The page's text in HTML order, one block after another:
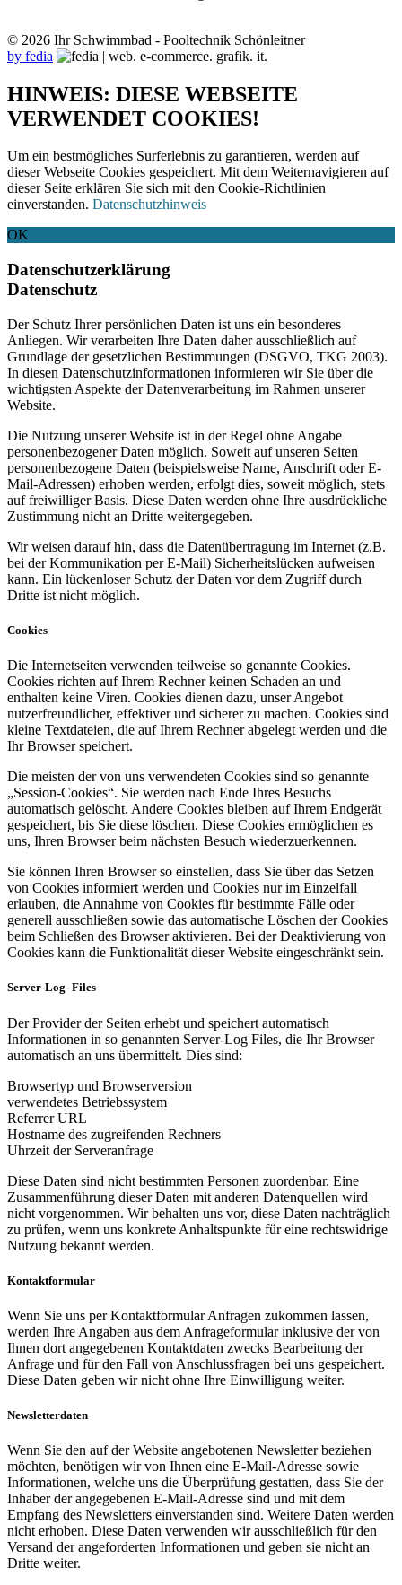
© 2026 Ihr Schwimmbad - Pooltechnik Schönleitner
by fedia
HINWEIS: DIESE WEBSEITE
VERWENDET COOKIES!
Um ein bestmögliches Surferlebnis zu garantieren, werden auf
dieser Webseite Cookies gespeichert. Mit dem Weiternavigieren auf
dieser Seite erklären Sie sich mit den Cookie-Richtlinien
einverstanden. Datenschutzhinweis
OK
Datenschutzerklärung
Datenschutz
Der Schutz Ihrer persönlichen Daten ist uns ein besonderes
Anliegen. Wir verarbeiten Ihre Daten daher ausschließlich auf
Grundlage der gesetzlichen Bestimmungen (DSGVO, TKG 2003).
In diesen Datenschutzinformationen informieren wir Sie über die
wichtigsten Aspekte der Datenverarbeitung im Rahmen unserer
Website.
Die Nutzung unserer Website ist in der Regel ohne Angabe
personenbezogener Daten möglich. Soweit auf unseren Seiten
personenbezogene Daten (beispielsweise Name, Anschrift oder E-
Mail-Adressen) erhoben werden, erfolgt dies, soweit möglich, stets
auf freiwilliger Basis. Diese Daten werden ohne Ihre ausdrückliche
Zustimmung nicht an Dritte weitergegeben.
Wir weisen darauf hin, dass die Datenübertragung im Internet (z.B.
bei der Kommunikation per E-Mail) Sicherheitslücken aufweisen
kann. Ein lückenloser Schutz der Daten vor dem Zugriff durch
Dritte ist nicht möglich.
Cookies
Die Internetseiten verwenden teilweise so genannte Cookies.
Cookies richten auf Ihrem Rechner keinen Schaden an und
enthalten keine Viren. Cookies dienen dazu, unser Angebot
nutzerfreundlicher, effektiver und sicherer zu machen. Cookies sind
kleine Textdateien, die auf Ihrem Rechner abgelegt werden und die
Ihr Browser speichert.
Die meisten der von uns verwendeten Cookies sind so genannte
„Session-Cookies“. Sie werden nach Ende Ihres Besuchs
automatisch gelöscht. Andere Cookies bleiben auf Ihrem Endgerät
gespeichert, bis Sie diese löschen. Diese Cookies ermöglichen es
uns, Ihren Browser beim nächsten Besuch wiederzuerkennen.
Sie können Ihren Browser so einstellen, dass Sie über das Setzen
von Cookies informiert werden und Cookies nur im Einzelfall
erlauben, die Annahme von Cookies für bestimmte Fälle oder
generell ausschließen sowie das automatische Löschen der Cookies
beim Schließen des Browser aktivieren. Bei der Deaktivierung von
Cookies kann die Funktionalität dieser Website eingeschränkt sein.
Server-Log- Files
Der Provider der Seiten erhebt und speichert automatisch
Informationen in so genannten Server-Log Files, die Ihr Browser
automatisch an uns übermittelt. Dies sind:
Browsertyp und Browserversion
verwendetes Betriebssystem
Referrer URL
Hostname des zugreifenden Rechners
Uhrzeit der Serveranfrage
Diese Daten sind nicht bestimmten Personen zuordenbar. Eine
Zusammenführung dieser Daten mit anderen Datenquellen wird
nicht vorgenommen. Wir behalten uns vor, diese Daten nachträglich
zu prüfen, wenn uns konkrete Anhaltspunkte für eine rechtswidrige
Nutzung bekannt werden.
Kontaktformular
Wenn Sie uns per Kontaktformular Anfragen zukommen lassen,
werden Ihre Angaben aus dem Anfrageformular inklusive der von
Ihnen dort angegebenen Kontaktdaten zwecks Bearbeitung der
Anfrage und für den Fall von Anschlussfragen bei uns gespeichert.
Diese Daten geben wir nicht ohne Ihre Einwilligung weiter.
Newsletterdaten
Wenn Sie den auf der Website angebotenen Newsletter beziehen
möchten, benötigen wir von Ihnen eine E-Mail-Adresse sowie
Informationen, welche uns die Überprüfung gestatten, dass Sie der
Inhaber der angegebenen E-Mail-Adresse sind und mit dem
Empfang des Newsletters einverstanden sind. Weitere Daten werden
nicht erhoben. Diese Daten verwenden wir ausschließlich für den
Versand der angeforderten Informationen und geben sie nicht an
Dritte weiter.